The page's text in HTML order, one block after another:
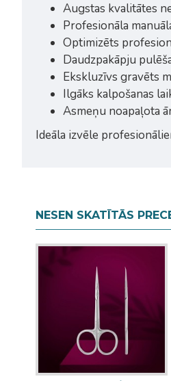
Augstas kvalitātes
Profesionāla
Optimizēts
Daudzpakāpju
Ekskluzīvs gravēts
Ilgāks kalpošanas
Asmeņu noapaļota
Ideāla izvēle
NESEN SKATĪTĀS